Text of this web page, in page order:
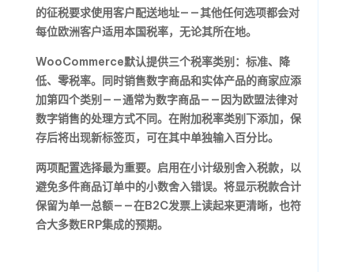
的征税要求使用客户配送地址——其他任何选项都会对
每位欧洲客户适用本国税率，无论其所在地。
WooCommerce默认提供三个税率类别：标准、降
低、零税率。同时销售数字商品和实体产品的商家应添
加第四个类别——通常为数字商品——因为欧盟法律对
数字销售的处理方式不同。在附加税率类别下添加，保
存后将出现新标签页，可在其中单独输入百分比。
两项配置选择最为重要。启用在小计级别舍入税款，以
避免多件商品订单中的小数舍入错误。将显示税款合计
保留为单一总额——在B2C发票上读起来更清晰，也符
合大多数ERP集成的预期。